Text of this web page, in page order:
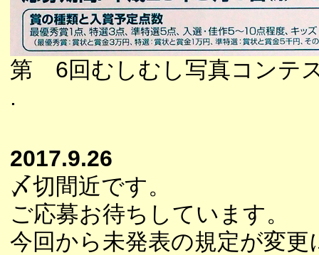
第 6回むしむし写真コンテ
.
2017.9.26
〆切間近です。
ご応募お待ちしています。
今回から未発表の規定が変